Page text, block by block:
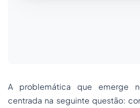
A problemática que emerge
centrada na seguinte questão: